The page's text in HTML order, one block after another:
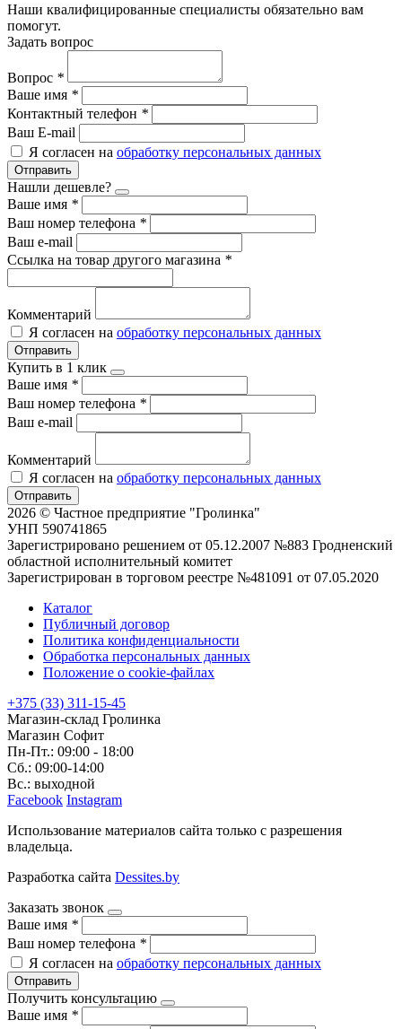
Наши квалифицированные специалисты обязательно вам
помогут.
Задать вопрос
Вопрос *
Ваше имя *
Контактный телефон *
Ваш E-mail
Я согласен на обработку персональных данных
Отправить
Нашли дешевле?
Ваше имя *
Ваш номер телефона *
Ваш e-mail
Ссылка на товар другого магазина *
Комментарий
Я согласен на обработку персональных данных
Отправить
Купить в 1 клик
Ваше имя *
Ваш номер телефона *
Ваш e-mail
Комментарий
Я согласен на обработку персональных данных
Отправить
2026 © Частное предприятие "Гролинка"
УНП 590741865
Зарегистрировано решением от 05.12.2007 №883 Гродненский
областной исполнительный комитет
Зарегистрирован в торговом реестре №481091 от 07.05.2020
Каталог
Публичный договор
Политика конфиденциальности
Обработка персональных данных
Положение о cookie-файлах
+375 (33) 311-15-45
Магазин-склад Гролинка
Магазин Софит
Пн-Пт.: 09:00 - 18:00
Сб.: 09:00-14:00
Вс.: выходной
Facebook Instagram
Использование материалов сайта только с разрешения
владельца.
Разработка сайта Dessites.by
Заказать звонок
Ваше имя *
Ваш номер телефона *
Я согласен на обработку персональных данных
Отправить
Получить консультацию
Ваше имя *